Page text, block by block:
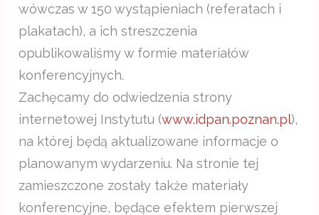
wówczas w 150 wystąpieniach (referatach i
plakatach), a ich streszczenia
opublikowaliśmy w formie materiałów
konferencyjnych.
Zachęcamy do odwiedzenia strony
internetowej Instytutu (www.idpan.poznan.pl),
na której będą aktualizowane informacje o
planowanym wydarzeniu. Na stronie tej
zamieszczone zostały także materiały
konferencyjne, będące efektem pierwszej